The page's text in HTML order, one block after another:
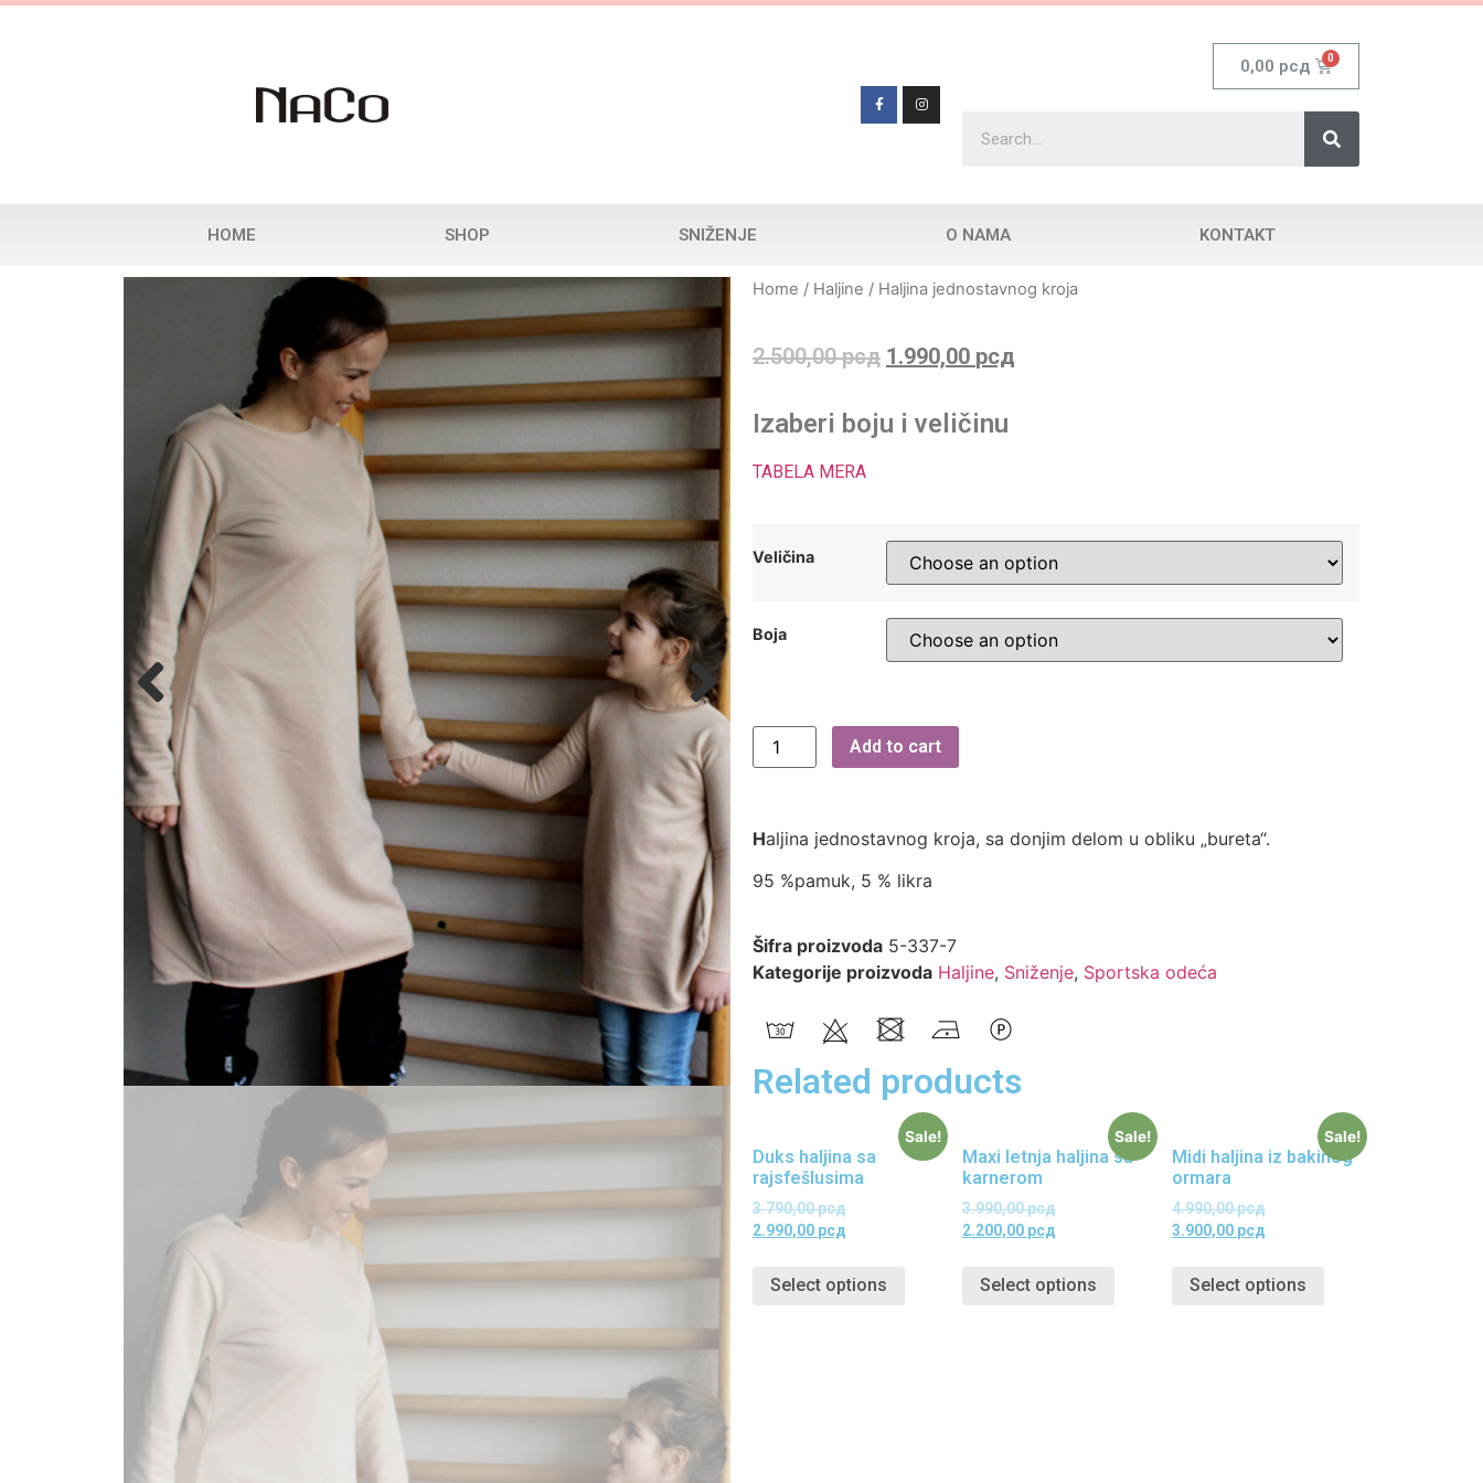
0,00 рсд
HOME SHOP SNIŽENJE O NAMA KONTAKT
Home / Haljine / Haljina jednostavnog kroja
2.500,00рсд 1.990,00 рсд
Izaberi boju i veličinu
TABELA MERA
Veličina
Boja
Add to cart
Haljina jednostavnog kroja, sa donjim delom u obliku „bureta“.
95 %pamuk, 5 % likra
Šifra proizvoda 5-337-7
Kategorije proizvoda Haljine, Sniženje, Sportska odeća
Related products
Sale!
Duks haljina sa
rajsfešlusima
3.790,00рсд
2.990,00 рсд
Select options
Sale!
Maxi letnja haljina sa
karnerom
3.990,00рсд
2.200,00 рсд
Select options
Sale!
Midi haljina iz bakinog
ormara
4.990,00рсд
3.900,00 рсд
Select options